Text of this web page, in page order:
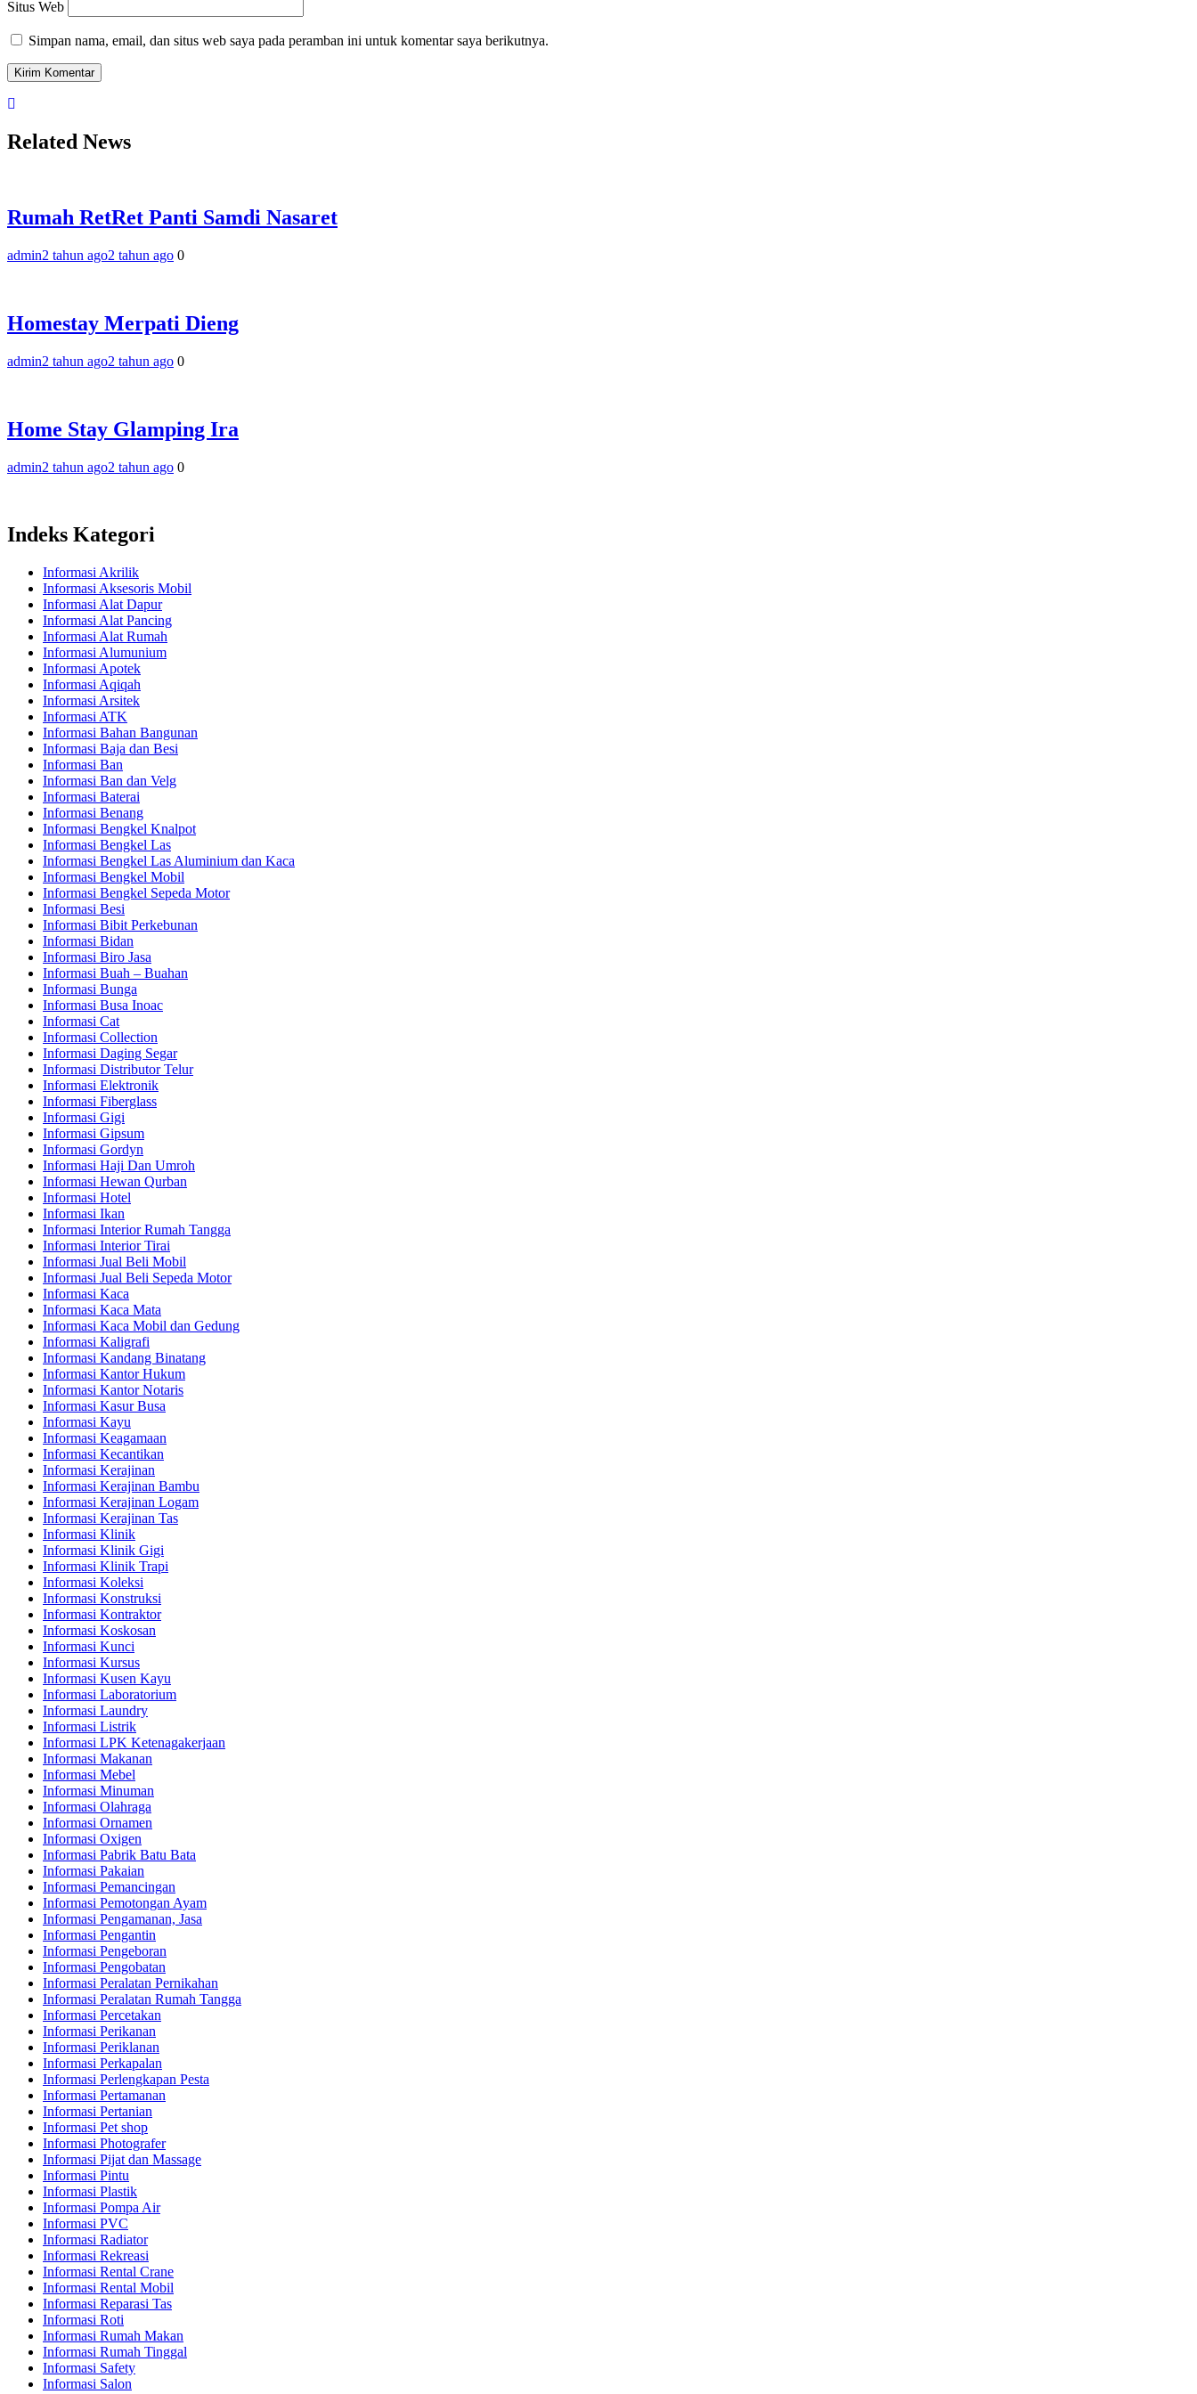
Situs Web
Simpan nama, email, dan situs web saya pada peramban ini untuk komentar saya berikutnya.
Related News
Rumah RetRet Panti Samdi Nasaret
admin2 tahun ago2 tahun ago 0
Homestay Merpati Dieng
admin2 tahun ago2 tahun ago 0
Home Stay Glamping Ira
admin2 tahun ago2 tahun ago 0
Indeks Kategori
Informasi Akrilik
Informasi Aksesoris Mobil
Informasi Alat Dapur
Informasi Alat Pancing
Informasi Alat Rumah
Informasi Alumunium
Informasi Apotek
Informasi Aqiqah
Informasi Arsitek
Informasi ATK
Informasi Bahan Bangunan
Informasi Baja dan Besi
Informasi Ban
Informasi Ban dan Velg
Informasi Baterai
Informasi Benang
Informasi Bengkel Knalpot
Informasi Bengkel Las
Informasi Bengkel Las Aluminium dan Kaca
Informasi Bengkel Mobil
Informasi Bengkel Sepeda Motor
Informasi Besi
Informasi Bibit Perkebunan
Informasi Bidan
Informasi Biro Jasa
Informasi Buah – Buahan
Informasi Bunga
Informasi Busa Inoac
Informasi Cat
Informasi Collection
Informasi Daging Segar
Informasi Distributor Telur
Informasi Elektronik
Informasi Fiberglass
Informasi Gigi
Informasi Gipsum
Informasi Gordyn
Informasi Haji Dan Umroh
Informasi Hewan Qurban
Informasi Hotel
Informasi Ikan
Informasi Interior Rumah Tangga
Informasi Interior Tirai
Informasi Jual Beli Mobil
Informasi Jual Beli Sepeda Motor
Informasi Kaca
Informasi Kaca Mata
Informasi Kaca Mobil dan Gedung
Informasi Kaligrafi
Informasi Kandang Binatang
Informasi Kantor Hukum
Informasi Kantor Notaris
Informasi Kasur Busa
Informasi Kayu
Informasi Keagamaan
Informasi Kecantikan
Informasi Kerajinan
Informasi Kerajinan Bambu
Informasi Kerajinan Logam
Informasi Kerajinan Tas
Informasi Klinik
Informasi Klinik Gigi
Informasi Klinik Trapi
Informasi Koleksi
Informasi Konstruksi
Informasi Kontraktor
Informasi Koskosan
Informasi Kunci
Informasi Kursus
Informasi Kusen Kayu
Informasi Laboratorium
Informasi Laundry
Informasi Listrik
Informasi LPK Ketenagakerjaan
Informasi Makanan
Informasi Mebel
Informasi Minuman
Informasi Olahraga
Informasi Ornamen
Informasi Oxigen
Informasi Pabrik Batu Bata
Informasi Pakaian
Informasi Pemancingan
Informasi Pemotongan Ayam
Informasi Pengamanan, Jasa
Informasi Pengantin
Informasi Pengeboran
Informasi Pengobatan
Informasi Peralatan Pernikahan
Informasi Peralatan Rumah Tangga
Informasi Percetakan
Informasi Perikanan
Informasi Periklanan
Informasi Perkapalan
Informasi Perlengkapan Pesta
Informasi Pertamanan
Informasi Pertanian
Informasi Pet shop
Informasi Photografer
Informasi Pijat dan Massage
Informasi Pintu
Informasi Plastik
Informasi Pompa Air
Informasi PVC
Informasi Radiator
Informasi Rekreasi
Informasi Rental Crane
Informasi Rental Mobil
Informasi Reparasi Tas
Informasi Roti
Informasi Rumah Makan
Informasi Rumah Tinggal
Informasi Safety
Informasi Salon